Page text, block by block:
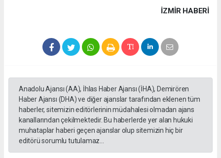
İZMIR HABERİ
Anadolu Ajansı (AA), İhlas Haber Ajansı (İHA), Demirören
Haber Ajansı (DHA) ve diğer ajanslar tarafından eklenen tüm
haberler, sitemizin editörlerinin müdahalesi olmadan ajans
kanallarından çekilmektedir. Bu haberlerde yer alan hukuki
muhataplar haberi geçen ajanslar olup sitemizin hiç bir
editörü sorumlu tutulamaz...